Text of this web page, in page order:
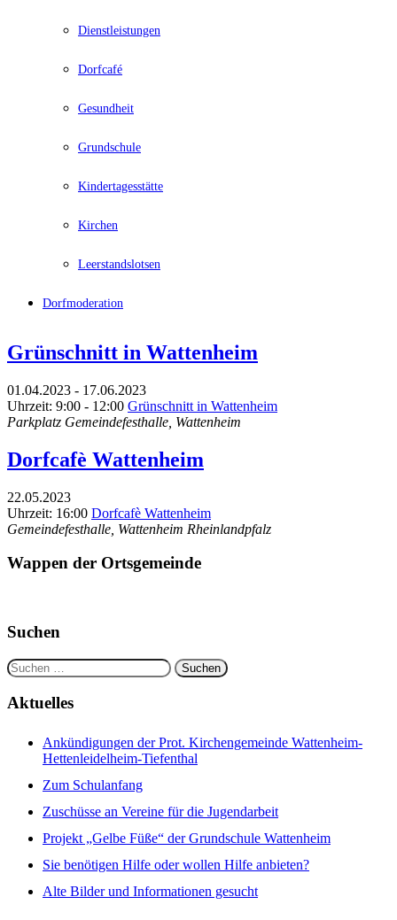
Dienstleistungen
Dorfcafé
Gesundheit
Grundschule
Kindertagesstätte
Kirchen
Leerstandslotsen
Dorfmoderation
Grünschnitt in Wattenheim
01.04.2023 - 17.06.2023
Uhrzeit: 9:00 - 12:00 Grünschnitt in Wattenheim
Parkplatz Gemeindefesthalle, Wattenheim
Dorfcafè Wattenheim
22.05.2023
Uhrzeit: 16:00 Dorfcafè Wattenheim
Gemeindefesthalle, Wattenheim Rheinlandpfalz
Wappen der Ortsgemeinde
Suchen
Suchen
nach:
Aktuelles
Ankündigungen der Prot. Kirchengemeinde Wattenheim-
Hettenleidelheim-Tiefenthal
Zum Schulanfang
Zuschüsse an Vereine für die Jugendarbeit
Projekt „Gelbe Füße“ der Grundschule Wattenheim
Sie benötigen Hilfe oder wollen Hilfe anbieten?
Alte Bilder und Informationen gesucht